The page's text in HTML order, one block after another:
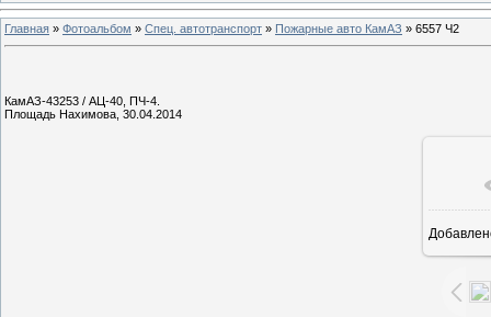
Главная » Фотоальбом » Спец. автотранспорт » Пожарные авто КамАЗ » 6557 Ч2
КамАЗ-43253 / АЦ-40, ПЧ-4.
Площадь Нахимова, 30.04.2014